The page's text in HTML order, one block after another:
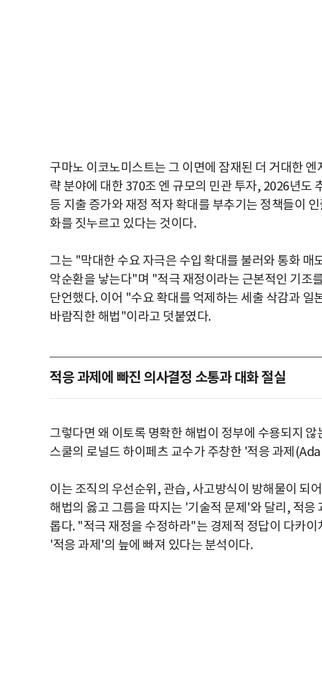
구마노 이코노미스트는 그 이면에 잠재된 더 거대한
략 분야에 대한 370조 엔 규모의 민관 투자, 2026년도
등 지출 증가와 재정 적자 확대를 부추기는 정책들이
화를 짓누르고 있다는 것이다.
그는 "막대한 수요 자극은 수입 확대를 불러와 통화
악순환을 낳는다"며 "적극 재정이라는 근본적인 기조
단언했다. 이어 "수요 확대를 억제하는 세출 삭감과
바람직한 해법"이라고 덧붙였다.
적응 과제에 빠진 의사결정 소통과 대화 절실
그렇다면 왜 이토록 명확한 해법이 정부에 수용되지
스쿨의 로널드 하이페츠 교수가 주창한 '적응 과제
이는 조직의 우선순위, 관습, 사고방식이 방해물이 되
해법의 옳고 그름을 따지는 '기술적 문제'와 달리, 적
롭다. "적극 재정을 수정하라"는 경제적 정답이 다카
'적응 과제'의 늪에 빠져 있다는 분석이다.